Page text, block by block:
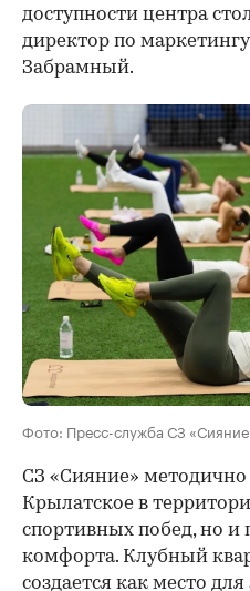
доступности центра
директор по
Забрамный.
Фото: Пресс-служба СЗ
СЗ «Сияние» методично
Крылатское в
спортивных побед, но и
комфорта. Клубный
создается как место